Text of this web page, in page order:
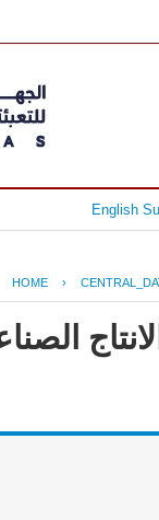
English
HOME ›